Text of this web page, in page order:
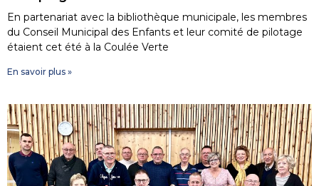
En partenariat avec la bibliothèque municipale, les membres
du Conseil Municipal des Enfants et leur comité de pilotage
étaient cet été à la Coulée Verte
En savoir plus »